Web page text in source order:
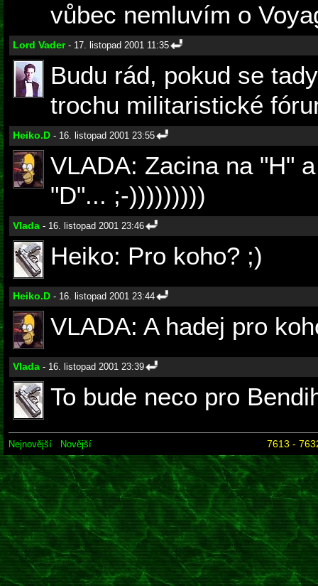
vůbec nemluvím o
Lord Vader- 17. listopad 2001 11:35
Budu rád, pokud se
trochu militaristické
Heiko.D - 16. listopad 2001 23:55
VLADA: Zacina na "H"
"D"... ;-)))))))))
Vlada - 16. listopad 2001 23:46
Heiko: Pro koho? ;)
Heiko.D - 16. listopad 2001 23:44
VLADA: A hadej pro
Vlada - 16. listopad 2001 23:39
To bude neco pro
Nejnovější Novější 7613 -